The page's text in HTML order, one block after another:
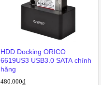
HDD Docking ORICO
6619US3 USB3.0 SATA chính
hãng
480.000₫